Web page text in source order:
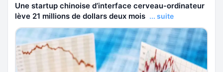
Une startup chinoise d’interface cerveau-ordinateur
lève 21 millions de dollars deux mois ... suite